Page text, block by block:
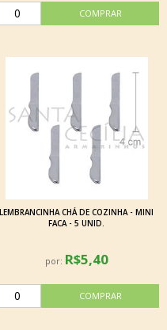
LEMBRANCINHA CHÁ DE COZINHA - MINI
FACA - 5 UNID.
por: R$5,40